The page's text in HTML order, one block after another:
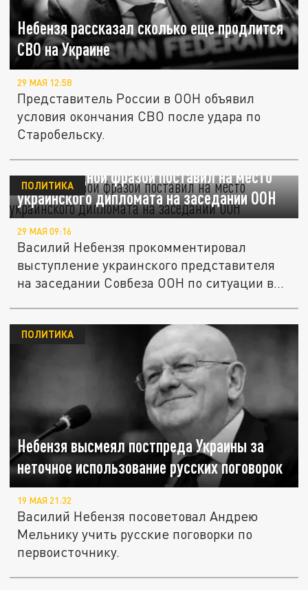
Небензя рассказал сколько еще продлится
СВО на Украине
29 МАЯ 12:58
Представитель России в ООН объявил
условия окончания СВО после удара по
Старобельску.
Небензя одной фразой поставил на место
украинского дипломата на заседании ООН
ПОЛИТИКА
29 МАЯ 09:16
Василий Небензя прокомментировал
выступление украинского представителя
на заседании Совбеза ООН по ситуации в...
Небензя высмеял постпреда Украины за
неточное использование русских поговорок
ПОЛИТИКА
19 МАЯ 21:32
Василий Небензя посоветовал Андрею
Мельнику учить русские поговорки по
первоисточнику.